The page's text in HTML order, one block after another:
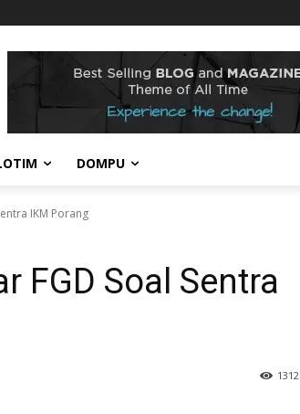
DOMPU
IKM Porang
FGD Soal Sentra
1312